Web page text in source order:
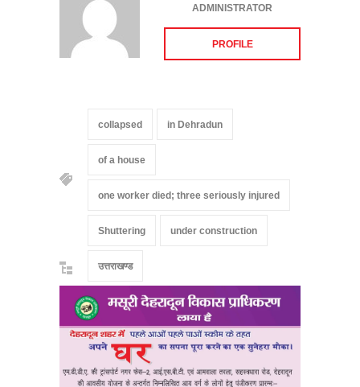
ADMINISTRATOR
PROFILE
collapsed in Dehradun
of a house
one worker died; three seriously injured
Shuttering under construction
उत्तराखण्ड